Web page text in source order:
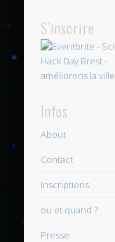
S’inscrire
Infos
About
Contact
Inscriptions
ou et quand ?
Presse